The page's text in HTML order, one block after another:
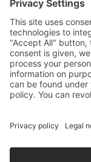
stopka redakcyjna
This site uses
technologies to
"Accept All"
After consent is
companies
companies can be